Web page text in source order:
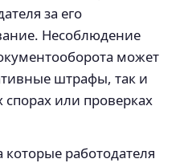
за его
Несоблюдение
может
штрафы, так и
или проверках
работодателя